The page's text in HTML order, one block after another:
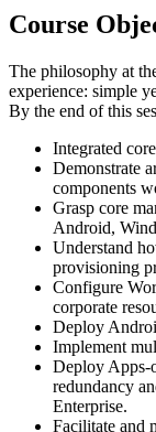
Course
The philosophy at
experience: simple
By the end of this
Integrated
Demonstrate
components
Grasp core
Android,
Understand
provisioning
Configure
corporate
Deploy
Implement
Deploy Apps-
redundancy
Enterprise.
Facilitate and